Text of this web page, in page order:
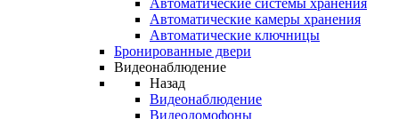
Автоматические системы хранения
Автоматические камеры хранения
Автоматические ключницы
Бронированные двери
Видеонаблюдение
Назад
Видеонаблюдение
Видеодомофоны